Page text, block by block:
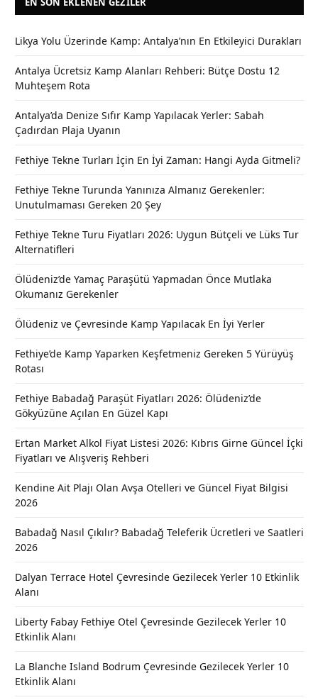
Likya Yolu Üzerinde Kamp: Antalya’nın En Etkileyici Durakları
Antalya Ücretsiz Kamp Alanları Rehberi: Bütçe Dostu 12
Muhteşem Rota
Antalya’da Denize Sıfır Kamp Yapılacak Yerler: Sabah
Çadırdan Plaja Uyanın
Fethiye Tekne Turları İçin En İyi Zaman: Hangi Ayda Gitmeli?
Fethiye Tekne Turunda Yanınıza Almanız Gerekenler:
Unutulmaması Gereken 20 Şey
Fethiye Tekne Turu Fiyatları 2026: Uygun Bütçeli ve Lüks Tur
Alternatifleri
Ölüdeniz’de Yamaç Paraşütü Yapmadan Önce Mutlaka
Okumanız Gerekenler
Ölüdeniz ve Çevresinde Kamp Yapılacak En İyi Yerler
Fethiye’de Kamp Yaparken Keşfetmeniz Gereken 5 Yürüyüş
Rotası
Fethiye Babadağ Paraşüt Fiyatları 2026: Ölüdeniz’de
Gökyüzüne Açılan En Güzel Kapı
Ertan Market Alkol Fiyat Listesi 2026: Kıbrıs Girne Güncel İçki
Fiyatları ve Alışveriş Rehberi
Kendine Ait Plajı Olan Avşa Otelleri ve Güncel Fiyat Bilgisi
2026
Babadağ Nasıl Çıkılır? Babadağ Teleferik Ücretleri ve Saatleri
2026
Dalyan Terrace Hotel Çevresinde Gezilecek Yerler 10 Etkinlik
Alanı
Liberty Fabay Fethiye Otel Çevresinde Gezilecek Yerler 10
Etkinlik Alanı
La Blanche Island Bodrum Çevresinde Gezilecek Yerler 10
Etkinlik Alanı